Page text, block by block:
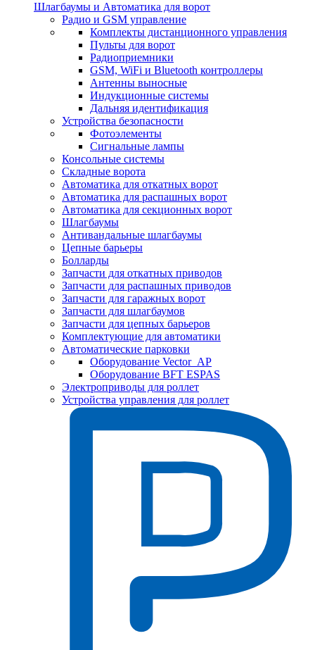
Шлагбаумы и Автоматика для ворот
Радио и GSM управление
Комплекты дистанционного управления
Пульты для ворот
Радиоприемники
GSM, WiFi и Bluetooth контроллеры
Антенны выносные
Индукционные системы
Дальняя идентификация
Устройства безопасности
Фотоэлементы
Сигнальные лампы
Консольные системы
Складные ворота
Автоматика для откатных ворот
Автоматика для распашных ворот
Автоматика для секционных ворот
Шлагбаумы
Антивандальные шлагбаумы
Цепные барьеры
Болларды
Запчасти для откатных приводов
Запчасти для распашных приводов
Запчасти для гаражных ворот
Запчасти для шлагбаумов
Запчасти для цепных барьеров
Комплектующие для автоматики
Автоматические парковки
Оборудование Vector_AP
Оборудование BFT ESPAS
Электроприводы для роллет
Устройства управления для роллет